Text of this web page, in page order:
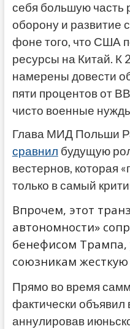
себя большую часть
оборону и развитие
фоне того, что США
ресурсы на Китай. К
намерены довести
пяти процентов от
чисто военные
Глава МИД Польши
сравнил будущую
вестернов, которая
только в самый
Впрочем, этот
автономности»
бенефисом Трампа,
союзникам жесткую
Прямо во время
фактически объявил
аннулировав